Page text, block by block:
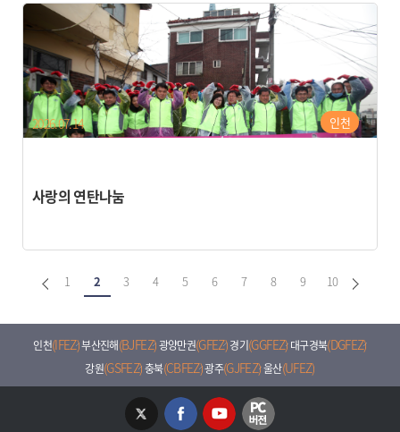
사랑의 연탄나눔
인천
2026.07.14
1 2 3 4 5 6 7 8 9 10
인천(IFEZ)부산진해(BJFEZ)광양만권(GFEZ)경기(GGFEZ)대구경북(DGFEZ)
강원(GSFEZ)충북(CBFEZ)광주(GJFEZ)울산(UFEZ)